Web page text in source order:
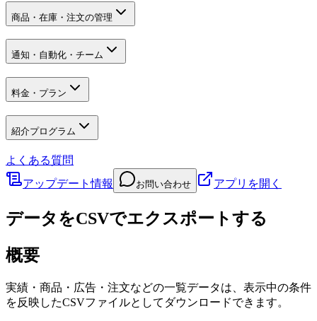
商品・在庫・注文の管理
通知・自動化・チーム
料金・プラン
紹介プログラム
よくある質問
アップデート情報
お問い合わせ アプリを開く
データをCSVでエクスポートする
概要
実績・商品・広告・注文などの一覧データは、表示中の条件
を反映したCSVファイルとしてダウンロードできます。